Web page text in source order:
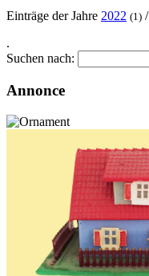
Einträge der Jahre 2022 (1) /
.
Suchen nach:
Annonce